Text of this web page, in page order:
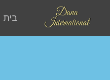
Dana
International
בית